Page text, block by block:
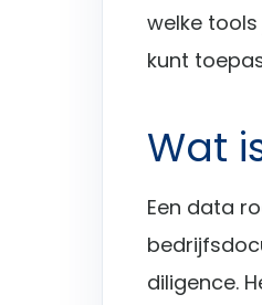
welke
kunt
Wat
Een data
diligence.